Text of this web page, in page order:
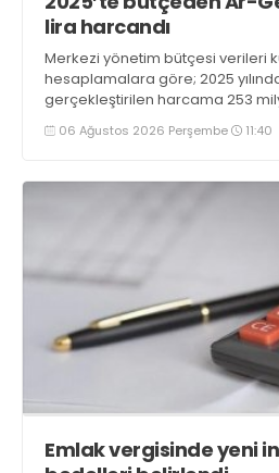
lira harcandı
Merkezi yönetim bütçesi verileri
hesaplamalara göre; 2025
gerçekleştirilen harcama 253
Ar-Ge harcamalarının merkezi
içerisindeki oranı yüzde 1,58 oldu
06 Ağustos 2026 Perşembe 11:40
Emlak vergisinde yeni